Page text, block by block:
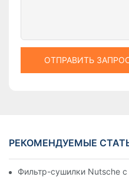
ОТПРАВИТЬ
РЕКОМЕНДУЕМЫЕ
Фильтр-сушилки Nutsche